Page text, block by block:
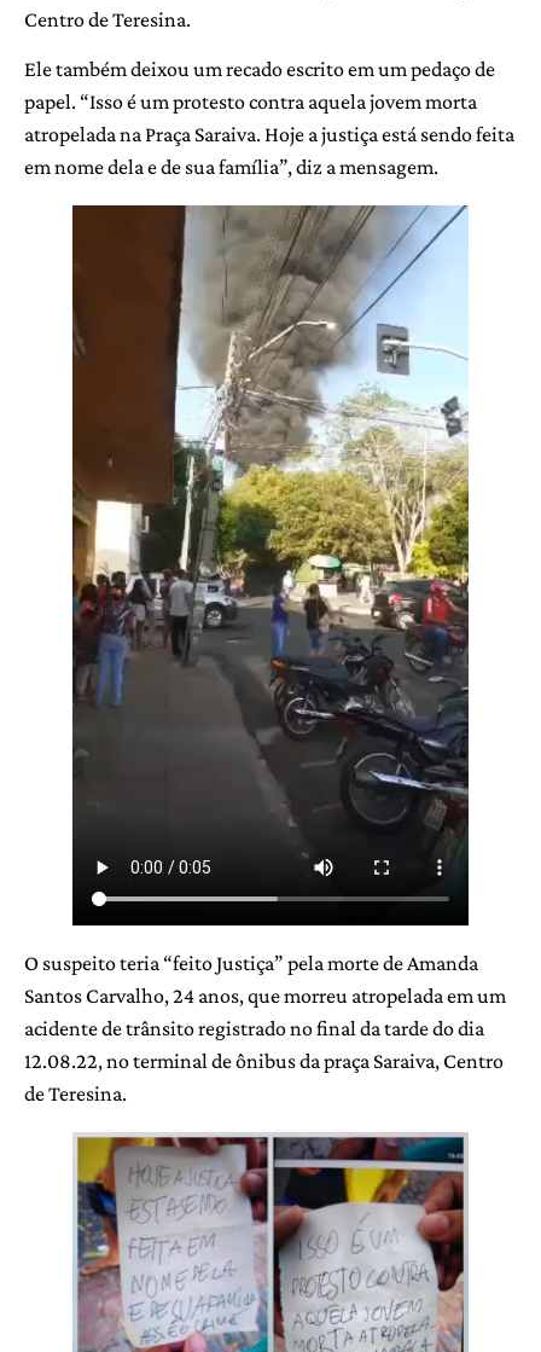
Centro de Teresina.
Ele também deixou um recado escrito em um pedaço de
papel. “Isso é um protesto contra aquela jovem morta
atropelada na Praça Saraiva. Hoje a justiça está sendo feita
em nome dela e de sua família”, diz a mensagem.
O suspeito teria “feito Justiça” pela morte de Amanda
Santos Carvalho, 24 anos, que morreu atropelada em um
acidente de trânsito registrado no final da tarde do dia
12.08.22, no terminal de ônibus da praça Saraiva, Centro
de Teresina.